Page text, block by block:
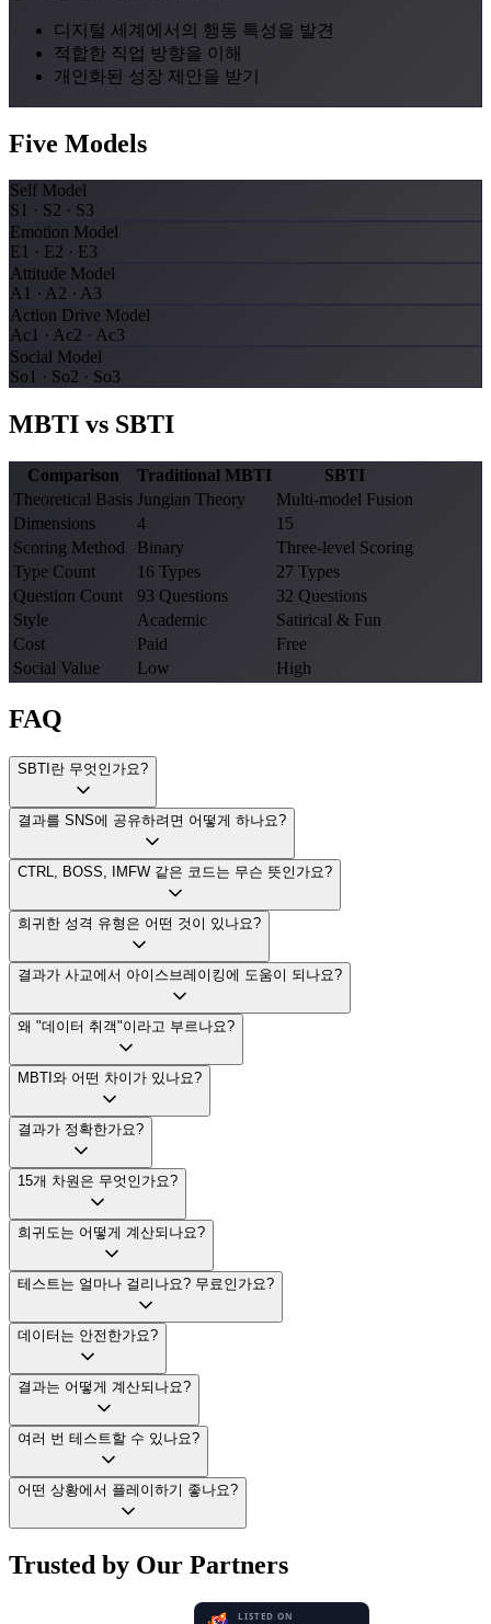
디지털 세계에서의 행동 특성을 발견
적합한 직업 방향을 이해
개인화된 성장 제안을 받기
Five Models
Self Model
S1 · S2 · S3
Emotion Model
E1 · E2 · E3
Attitude Model
A1 · A2 · A3
Action Drive Model
Ac1 · Ac2 · Ac3
Social Model
So1 · So2 · So3
MBTI vs SBTI
Comparison Traditional MBTI
SBTI
Theoretical Basis Jungian Theory
Multi-model Fusion
Dimensions
4
15
Scoring Method
Binary
Three-level Scoring
Type Count
16 Types
27 Types
Question Count
93 Questions
32 Questions
Style
Academic
Satirical & Fun
Cost
Paid
Free
Social Value
Low High
FAQ
SBTI란 무엇인가요?
결과를 SNS에 공유하려면 어떻게 하나요?
CTRL, BOSS, IMFW 같은 코드는 무슨 뜻인가요?
희귀한 성격 유형은 어떤 것이 있나요?
결과가 사교에서 아이스브레이킹에 도움이 되나요?
왜 "데이터 취객"이라고 부르나요?
MBTI와 어떤 차이가 있나요?
결과가 정확한가요?
15개 차원은 무엇인가요?
희귀도는 어떻게 계산되나요?
테스트는 얼마나 걸리나요? 무료인가요?
데이터는 안전한가요?
결과는 어떻게 계산되나요?
여러 번 테스트할 수 있나요?
어떤 상황에서 플레이하기 좋나요?
Trusted by Our Partners